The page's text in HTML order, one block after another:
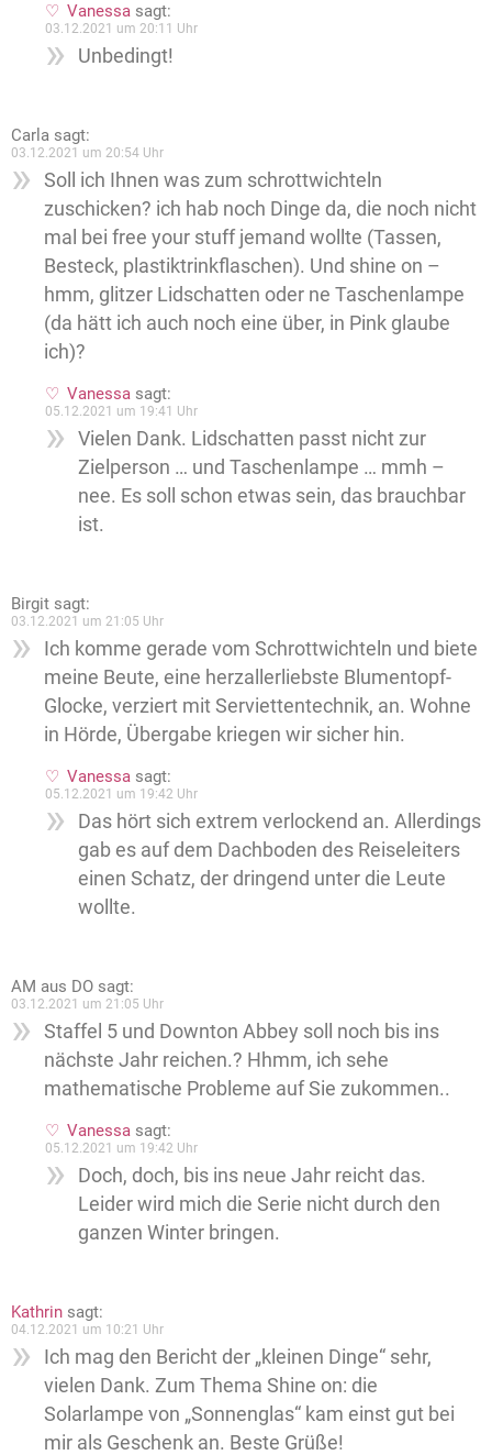
Vanessa sagt:
03.12.2021 um 20:11 Uhr
Unbedingt!
Carla sagt:
03.12.2021 um 20:54 Uhr
Soll ich Ihnen was zum schrottwichteln
zuschicken? ich hab noch Dinge da, die noch nicht
mal bei free your stuff jemand wollte (Tassen,
Besteck, plastiktrinkflaschen). Und shine on –
hmm, glitzer Lidschatten oder ne Taschenlampe
(da hätt ich auch noch eine über, in Pink glaube
ich)?
Vanessa sagt:
05.12.2021 um 19:41 Uhr
Vielen Dank. Lidschatten passt nicht zur
Zielperson … und Taschenlampe … mmh –
nee. Es soll schon etwas sein, das brauchbar
ist.
Birgit sagt:
03.12.2021 um 21:05 Uhr
Ich komme gerade vom Schrottwichteln und biete
meine Beute, eine herzallerliebste Blumentopf-
Glocke, verziert mit Serviettentechnik, an. Wohne
in Hörde, Übergabe kriegen wir sicher hin.
Vanessa sagt:
05.12.2021 um 19:42 Uhr
Das hört sich extrem verlockend an. Allerdings
gab es auf dem Dachboden des Reiseleiters
einen Schatz, der dringend unter die Leute
wollte.
AM aus DO sagt:
03.12.2021 um 21:05 Uhr
Staffel 5 und Downton Abbey soll noch bis ins
nächste Jahr reichen.? Hhmm, ich sehe
mathematische Probleme auf Sie zukommen..
Vanessa sagt:
05.12.2021 um 19:42 Uhr
Doch, doch, bis ins neue Jahr reicht das.
Leider wird mich die Serie nicht durch den
ganzen Winter bringen.
Kathrin sagt:
04.12.2021 um 10:21 Uhr
Ich mag den Bericht der „kleinen Dinge“ sehr,
vielen Dank. Zum Thema Shine on: die
Solarlampe von „Sonnenglas“ kam einst gut bei
mir als Geschenk an. Beste Grüße!